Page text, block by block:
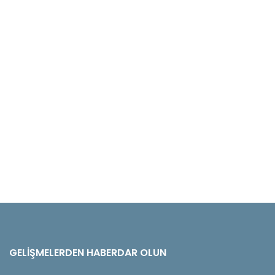
GELIŞMELERDEN HABERDAR OLUN